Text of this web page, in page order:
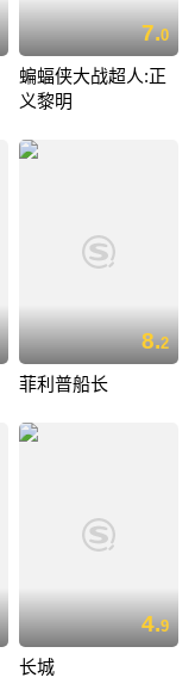
7.0
蝙蝠侠大战超人:正
义黎明
8.2
菲利普船长
4.9
长城